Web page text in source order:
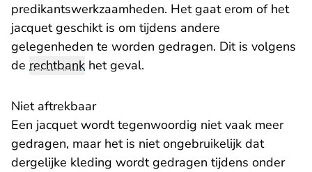
predikantswerkzaamheden. Het gaat erom of het
jacquet geschikt is om tijdens andere
gelegenheden te worden gedragen. Dit is volgens
de rechtbank het geval.
Niet aftrekbaar
Een jacquet wordt tegenwoordig niet vaak meer
gedragen, maar het is niet ongebruikelijk dat
dergelijke kleding wordt gedragen tijdens onder